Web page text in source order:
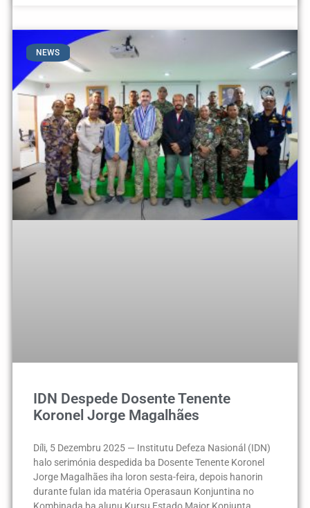
NEWS
IDN Despede Dosente Tenente
Koronel Jorge Magalhães
Díli, 5 Dezembru 2025 — Institutu Defeza Nasionál (IDN)
halo serimónia despedida ba Dosente Tenente Koronel
Jorge Magalhães iha loron sesta-feira, depois hanorin
durante fulan ida matéria Operasaun Konjuntina no